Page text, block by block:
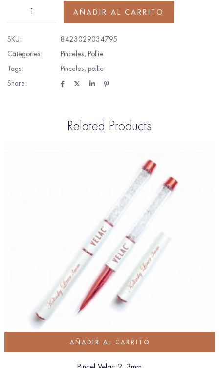
AÑADIR AL CARRITO
SKU:
8423029034795
Categories:
Pinceles, Pollie
Tags:
Pinceles, pollie
Share:
Related Products
AÑADIR AL CARRITO
Pincel Velac 2. 3mm